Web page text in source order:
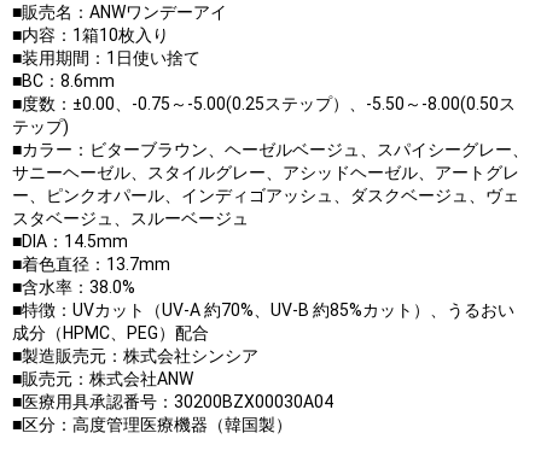
■販売名：ANWワンデーアイ
■内容：1箱10枚入り
■装用期間：1日使い捨て
■BC：8.6mm
■度数：±0.00、-0.75～-5.00(0.25ステップ）、-5.50～-8.00(0.50ス
テップ)
■カラー：ビターブラウン、ヘーゼルベージュ、スパイシーグレー、
サニーヘーゼル、スタイルグレー、アシッドヘーゼル、アートグレ
ー、ピンクオパール、インディゴアッシュ、ダスクベージュ、ヴェ
スタベージュ、スルーベージュ
■DIA：14.5mm
■着色直径：13.7mm
■含水率：38.0%
■特徴：UVカット（UV-A 約70%、UV-B 約85%カット）、うるおい
成分（HPMC、PEG）配合
■製造販売元：株式会社シンシア
■販売元：株式会社ANW
■医療用具承認番号：30200BZX00030A04
■区分：高度管理医療機器（韓国製）